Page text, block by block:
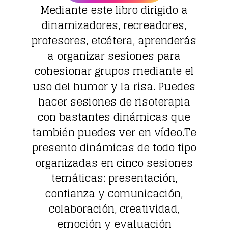
Mediante este libro dirigido a
dinamizadores, recreadores,
profesores, etcétera, aprenderás
a organizar sesiones para
cohesionar grupos mediante el
uso del humor y la risa. Puedes
hacer sesiones de risoterapia
con bastantes dinámicas que
también puedes ver en vídeo.Te
presento dinámicas de todo tipo
organizadas en cinco sesiones
temáticas: presentación,
confianza y comunicación,
colaboración, creatividad,
emoción y evaluación